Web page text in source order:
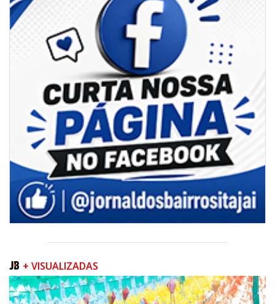
Secretaria de Cultura retoma oficinas culturais com diversas
modalidades para a comunidade
BALNEÁRIO CAMBORIÚ
+ VISUALIZADAS